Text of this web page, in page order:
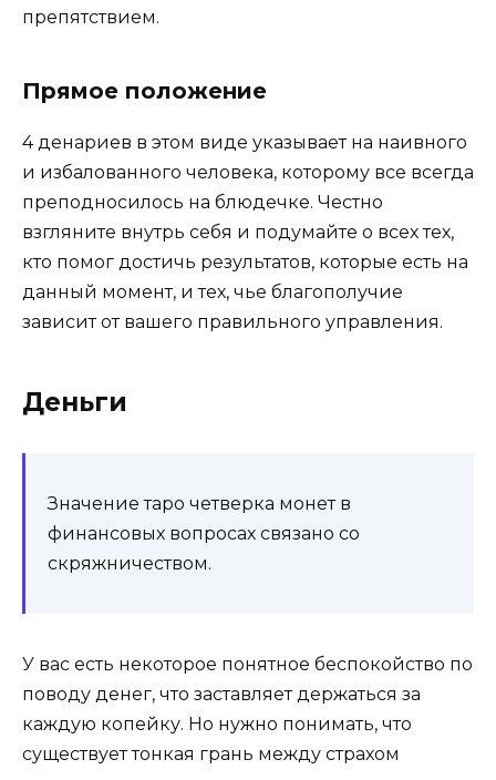
препятствием.
Прямое положение
4 денариев в этом виде указывает на наивного
и избалованного человека, которому все всегда
преподносилось на блюдечке. Честно
взгляните внутрь себя и подумайте о всех тех,
кто помог достичь результатов, которые есть на
данный момент, и тех, чье благополучие
зависит от вашего правильного управления.
Деньги
Значение таро четверка монетв
финансовых вопросах связано со
скряжничеством.
У вас есть некоторое понятное беспокойство по
поводу денег, что заставляет держаться за
каждую копейку. Но нужно понимать, что
существует тонкая грань между страхом